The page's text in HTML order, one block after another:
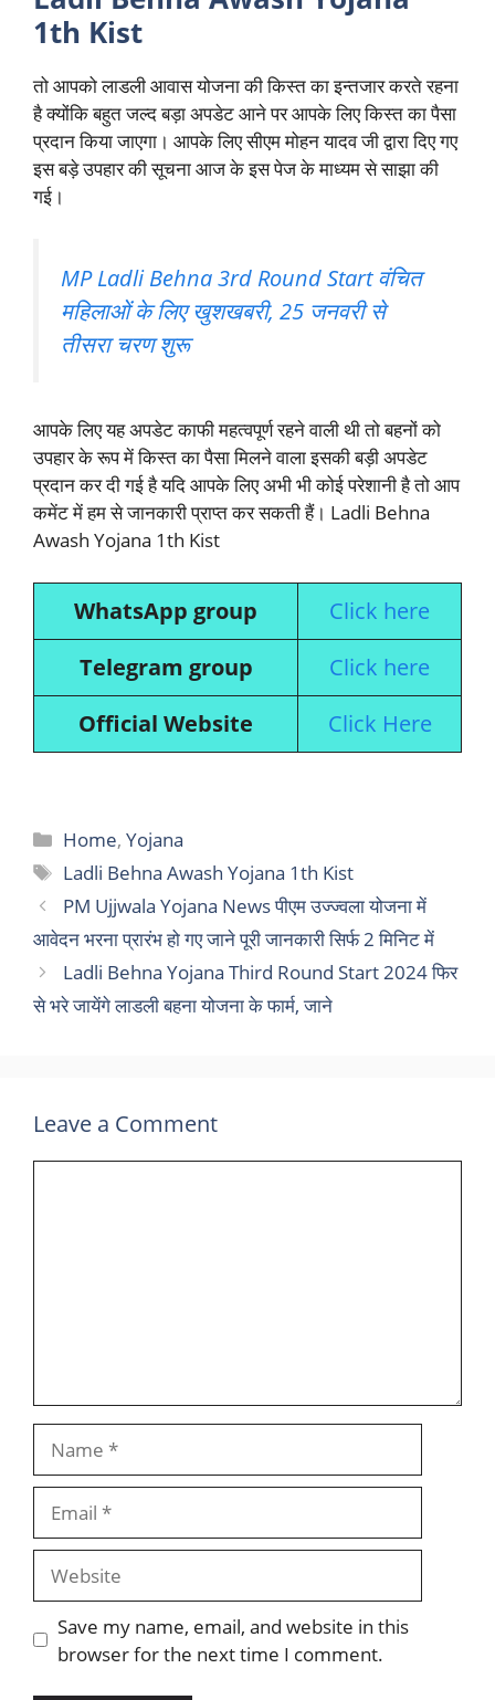
1th Kist
तो आपको लाडली आवास योजना की किस्त का इन्तजार करते रहना
है क्योंकि बहुत जल्द बड़ा अपडेट आने पर आपके लिए किस्त का पैसा
प्रदान किया जाएगा। आपके लिए सीएम मोहन यादव जी द्वारा दिए गए
इस बड़े उपहार की सूचना आज के इस पेज के माध्यम से साझा की
गई।
MP Ladli Behna 3rd Round Start वंचित
महिलाओं के लिए खुशखबरी, 25 जनवरी से
तीसरा चरण शुरू
आपके लिए यह अपडेट काफी महत्वपूर्ण रहने वाली थी तो बहनों को
उपहार के रूप में किस्त का पैसा मिलने वाला इसकी बड़ी अपडेट
प्रदान कर दी गई है यदि आपके लिए अभी भी कोई परेशानी है तो आप
कमेंट में हम से जानकारी प्राप्त कर सकती हैं। Ladli Behna
Awash Yojana 1th Kist
WhatsApp group
Click here
Telegram group
Click here
Official Website
Click Here
Categories
Home,Yojana
Tags
Ladli Behna Awash Yojana 1th Kist
PM Ujjwala Yojana News पीएम उज्ज्वला योजना में
आवेदन भरना प्रारंभ हो गए जाने पूरी जानकारी सिर्फ 2 मिनिट में
Ladli Behna Yojana Third Round Start 2024 फिर
से भरे जायेंगे लाडली बहना योजना के फार्म, जाने
Leave a Comment
Website
Save my name, email, and website in this
browser for the next time I comment.